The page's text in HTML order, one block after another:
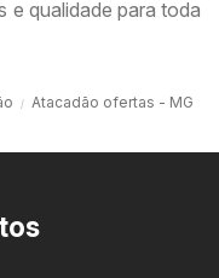
e qualidade para toda
Atacadão ofertas - MG